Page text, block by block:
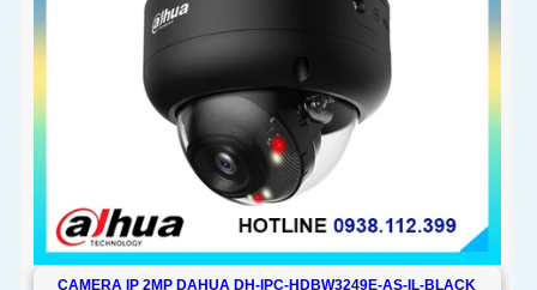
CAMERA IP 2MP DAHUA DH-IPC-HDBW3249E-AS-IL-BLACK